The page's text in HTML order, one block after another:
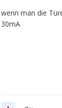
wenn man die
30mA